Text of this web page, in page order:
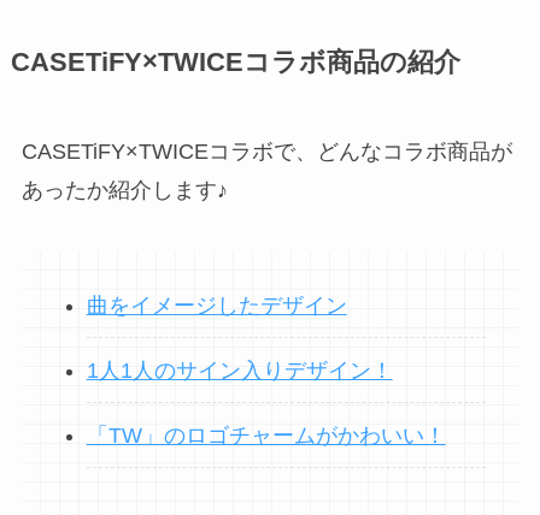
CASETiFY×TWICEコラボ商品の紹介
CASETiFY×TWICEコラボで、どんなコラボ商品が
あったか紹介します♪
曲をイメージしたデザイン
1人1人のサイン入りデザイン！
「TW」のロゴチャームがかわいい！